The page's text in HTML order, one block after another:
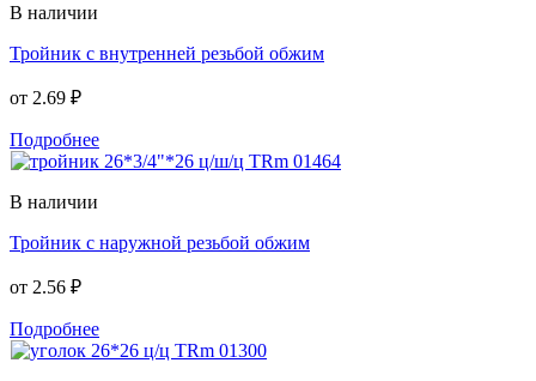
В наличии
Тройник с внутренней резьбой обжим
от 2.69 ₽
Подробнее
В наличии
Тройник с наружной резьбой обжим
от 2.56 ₽
Подробнее